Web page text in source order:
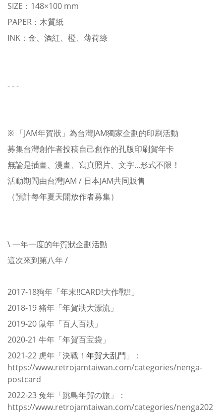
SIZE：148×100 mm
PAPER：木質紙
INK：金、酒紅、橙、薄荷綠
- - -
※ 「JAM年賀狀」為台灣JAM獨家企劃的印刷活動
募集台灣創作者投稿自己創作的孔版印刷賀年卡
無論是插畫、漫畫、寫真照片、文字...形式不限！
活動期間由台灣JAM / 日本JAM共同販售
（預計每年夏天開放作者募集）
\ 一年一度的年賀狀企劃活動
這次來到第八年 /
2017-18狗年「年末!!CARD!大作戰!!」
2018-19 豬年「年賀狀大漂流」
2019-20 鼠年「百人百狀」
2020-21 牛年「年賀百宝袋」
2021-22 虎年「決戰！ 年賀大乱鬥 」：
https://www.retrojamtaiwan.com/categories/nenga-
postcard
2022-23 兔年「跳島年賀の旅」：
https://www.retrojamtaiwan.com/categories/nenga202